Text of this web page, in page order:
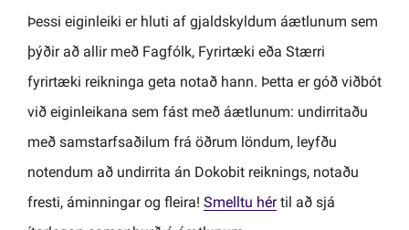
Þessi eiginleiki er hluti af gjaldskyldum áætlunum sem
þýðir að allir með Fagfólk, Fyrirtæki eða Stærri
fyrirtæki reikninga geta notað hann. Þetta er góð viðbót
við eiginleikana sem fást með áætlunum: undirritaðu
með samstarfsaðilum frá öðrum löndum, leyfðu
notendum að undirrita án Dokobit reiknings, notaðu
fresti, áminningar og fleira! Smelltu hértil að sjá